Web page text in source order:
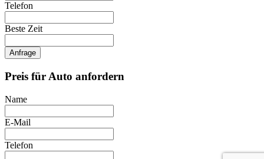
Telefon
Beste Zeit
Anfrage
Preis für Auto anfordern
Name
E-Mail
Telefon